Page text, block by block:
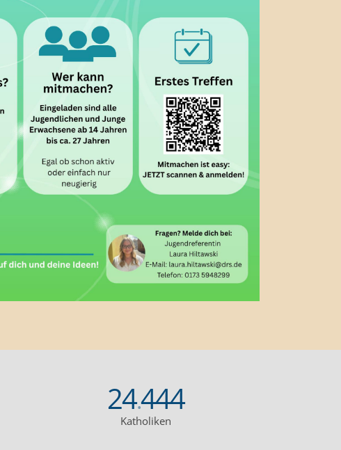
24.444
Katholiken